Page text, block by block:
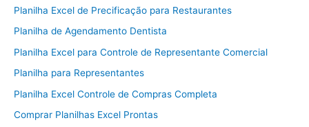
Planilha Excel de Precificação para Restaurantes
Planilha de Agendamento Dentista
Planilha Excel para Controle de Representante Comercial
Planilha para Representantes
Planilha Excel Controle de Compras Completa
Comprar Planilhas Excel Prontas